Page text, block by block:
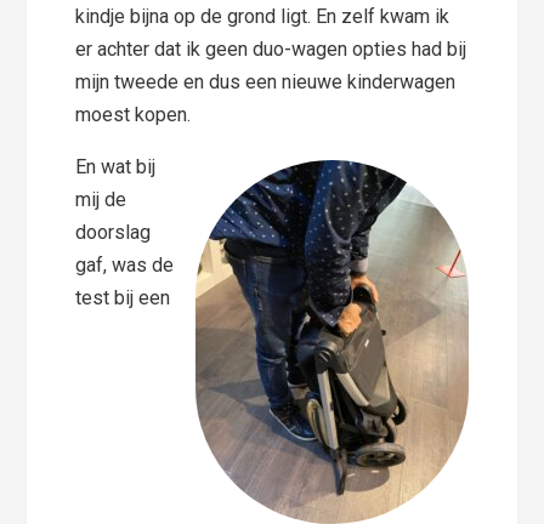
kindje bijna op de grond ligt. En zelf kwam ik
er achter dat ik geen duo-wagen opties had bij
mijn tweede en dus een nieuwe kinderwagen
moest kopen.
En wat bij
mij de
doorslag
gaf, was de
test bij een